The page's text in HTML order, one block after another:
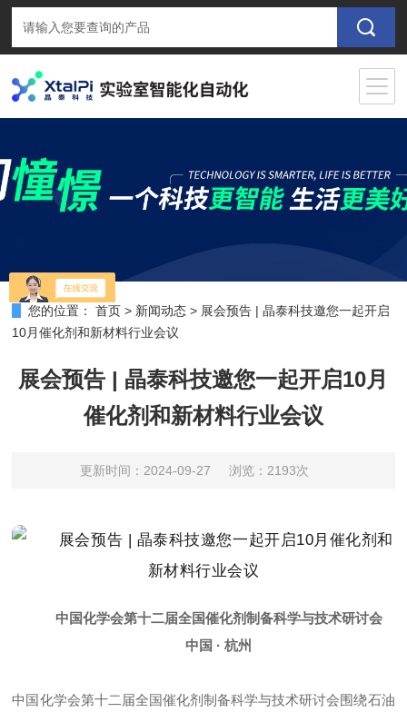
您的位置： 首页 > 新闻动态 > 展会预告 | 晶泰科技邀您一起开启
10月催化剂和新材料行业会议
展会预告 | 晶泰科技邀您一起开启10月
催化剂和新材料行业会议
更新时间：2024-09-27 浏览：2193次
中国化学会第十二届全国催化剂制备科学与技术研讨会
中国 · 杭州
中国化学会第十二届全国催化剂制备科学与技术研讨会围绕石油